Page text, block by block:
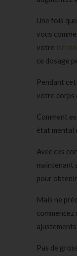
Une fois
vous
votre ice
ce dosage
Pendant
votre corps
Comment
état mental
Avec ces
maintenant
pour
Mais ne
Pas de